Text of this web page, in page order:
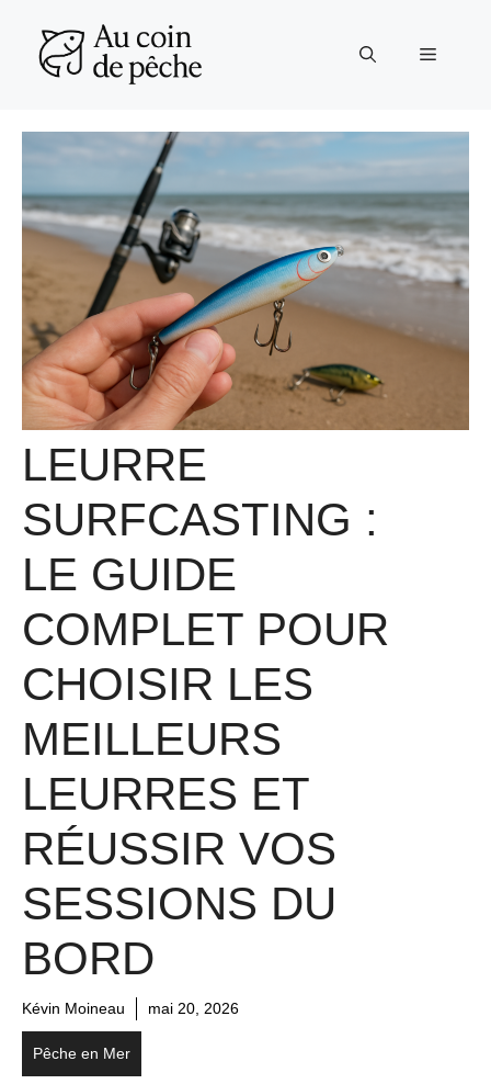
contenu
Menu
LEURRE
SURFCASTING :
LE GUIDE
COMPLET POUR
CHOISIR LES
MEILLEURS
LEURRES ET
RÉUSSIR VOS
SESSIONS DU
BORD
Kévin Moineau mai 20, 2026
Pêche en Mer